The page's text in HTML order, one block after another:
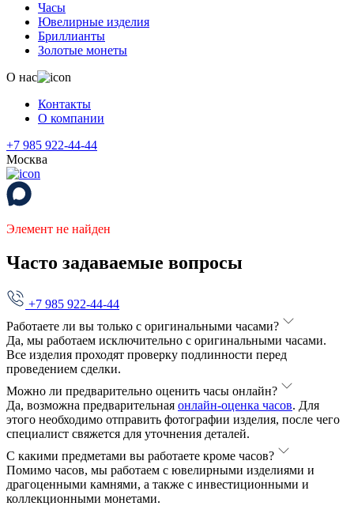
Часы
Ювелирные изделия
Бриллианты
Золотые монеты
О нас
Контакты
О компании
+7 985 922-44-44
Москва
Элемент не найден
Часто задаваемые вопросы
+7 985 922-44-44
Работаете ли вы только с оригинальными часами?
Да, мы работаем исключительно с оригинальными часами.
Все изделия проходят проверку подлинности перед
проведением сделки.
Можно ли предварительно оценить часы онлайн?
Да, возможна предварительная онлайн-оценка часов. Для
этого необходимо отправить фотографии изделия, после чего
специалист свяжется для уточнения деталей.
С какими предметами вы работаете кроме часов?
Помимо часов, мы работаем с ювелирными изделиями и
драгоценными камнями, а также с инвестиционными и
коллекционными монетами.